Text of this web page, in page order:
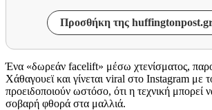
Προσθήκη της
Ένα «δωρεάν facelift» μέσω χτενίσματος,
Χάθαγουεϊ και γίνεται viral στο Instagram με
προειδοποιούν ωστόσο, ότι η τεχνική μπορεί
σοβαρή φθορά στα μαλλιά.